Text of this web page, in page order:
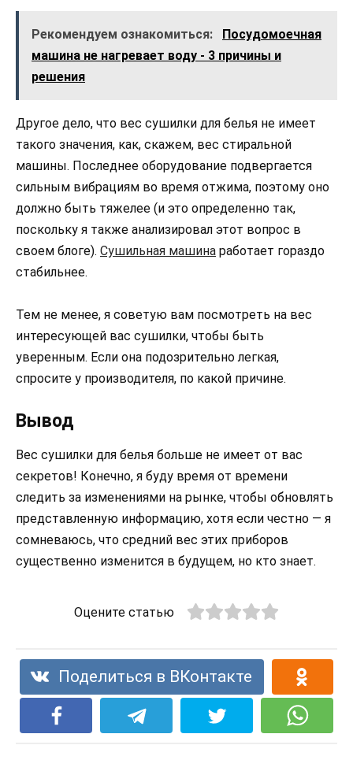
Рекомендуем ознакомиться:
Посудомоечная
машина не нагревает воду - 3 причины и
решения
Другое дело, что вес сушилки для белья не имеет
такого значения, как, скажем, вес стиральной
машины. Последнее оборудование подвергается
сильным вибрациям во время отжима, поэтому оно
должно быть тяжелее (и это определенно так,
поскольку я также анализировал этот вопрос в
своем блоге). Сушильная машина работает гораздо
стабильнее.
Тем не менее, я советую вам посмотреть на вес
интересующей вас сушилки, чтобы быть
уверенным. Если она подозрительно легкая,
спросите у производителя, по какой причине.
Вывод
Вес сушилки для белья больше не имеет от вас
секретов! Конечно, я буду время от времени
следить за изменениями на рынке, чтобы обновлять
представленную информацию, хотя если честно — я
сомневаюсь, что средний вес этих приборов
существенно изменится в будущем, но кто знает.
Оцените статью
Поделиться в ВКонтакте